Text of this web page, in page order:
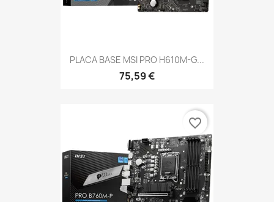
PLACA BASE MSI PRO H610M-G...
75,59 €
favorite_border